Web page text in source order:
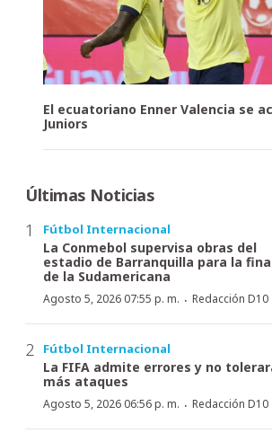
El ecuatoriano Enner Valencia se
Juniors
Últimas Noticias
Fútbol Internacional
La Conmebol supervisa obras del
estadio de Barranquilla para la
de la Sudamericana
Agosto 5, 2026 07:55 p. m. · Redacción D10
Fútbol Internacional
La FIFA admite errores y no
más ataques
Agosto 5, 2026 06:56 p. m. · Redacción D10